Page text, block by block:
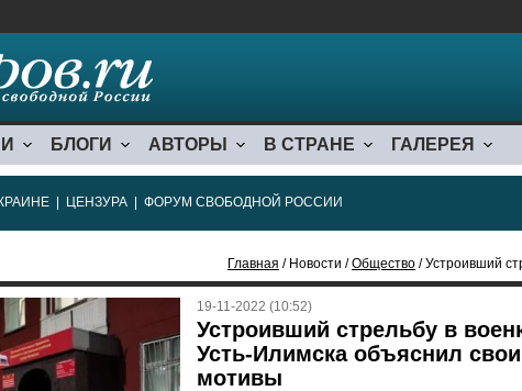
БЛОГИ АВТОРЫ В СТРАНЕ ГАЛЕРЕЯ
ЦЕНЗУРА ФОРУМ СВОБОДНОЙ РОССИИ
Главная / Новости /Общество / Устроивший
19-11-2022 (10:52)
Устроивший стрельбу в
Усть-Илимска объяснил свои
мотивы